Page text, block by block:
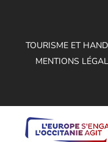
TOURISME ET
MENTIONS